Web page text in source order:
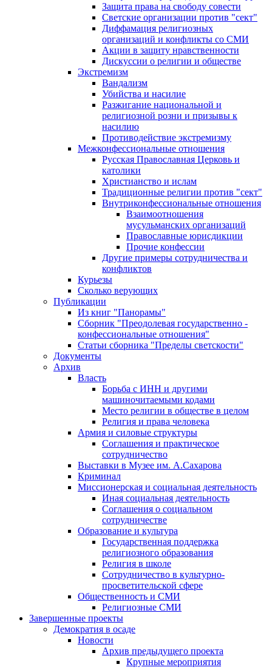
Защита права на свободу совести
Светские организации против "сект"
Диффамация религиозных
организаций и конфликты со СМИ
Акции в защиту нравственности
Дискуссии о религии и обществе
Экстремизм
Вандализм
Убийства и насилие
Разжигание национальной и
религиозной розни и призывы к
насилию
Противодействие экстремизму
Межконфессиональные отношения
Русская Православная Церковь и
католики
Христианство и ислам
Традиционные религии против "сект"
Внутриконфессиональные отношения
Взаимоотношения
мусульманских организаций
Православные юрисдикции
Прочие конфессии
Другие примеры сотрудничества и
конфликтов
Курьезы
Сколько верующих
Публикации
Из книг "Панорамы"
Сборник "Преодолевая государственно -
конфессиональные отношения"
Статьи сборника "Пределы светскости"
Документы
Архив
Власть
Борьба с ИНН и другими
машиночитаемыми кодами
Место религии в обществе в целом
Религия и права человека
Армия и силовые структуры
Соглашения и практическое
сотрудничество
Выставки в Музее им. А.Сахарова
Криминал
Миссионерская и социальная деятельность
Иная социальная деятельность
Соглашения о социальном
сотрудничестве
Образование и культура
Государственная поддержка
религиозного образования
Религия в школе
Сотрудничество в культурно-
просветительской сфере
Общественность и СМИ
Религиозные СМИ
Завершенные проекты
Демократия в осаде
Новости
Архив предыдущего проекта
Крупные мероприятия